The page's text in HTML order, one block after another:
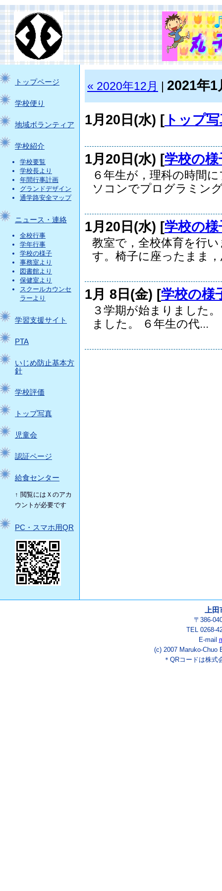
トップページ
学校便り
地域ボランティア
学校紹介
学校要覧
学校長より
年間行事計画
グランドデザイン
通学路安全マップ
ニュース・連絡
全校行事
学年行事
学校の様子
事務室より
図書館より
保健室より
スクールカウンセ
ラーより
学習支援サイト
PTA
いじめ防止基本方
針
学校評価
トップ写真
児童会
認証ページ
給食センター
↑ 閲覧にはＸのアカ
ウントが必要です
PC・スマホ用QR
« 2020年12月 2021年1
1月20日(水) [ トップ
1月20日(水) [学校の様
６年生が，理科の時間
ソコンでプログラミン
1月20日(水) [学校の様
教室で，全校体育を行
す。椅子に座ったまま
1月 8日(金) [学校の様
３学期が始まりました
ました。 ６年生の代...
上
〒386-
TEL 0268-
E-mail
(c) 2007 Maruko-Chuo
＊QRコードは株式